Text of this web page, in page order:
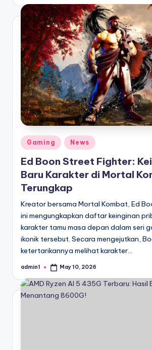
Posted
in
Gaming News
Ed Boon Street Fighter:
Baru Karakter di Mortal
Terungkap
Kreator bersama Mortal Kombat, Ed
ini mengungkapkan daftar keinginan
karakter tamu masa depan dalam seri
ikonik tersebut. Secara mengejutkan,
ketertarikannya melihat karakter…
Posted
admin1 May 10, 2026